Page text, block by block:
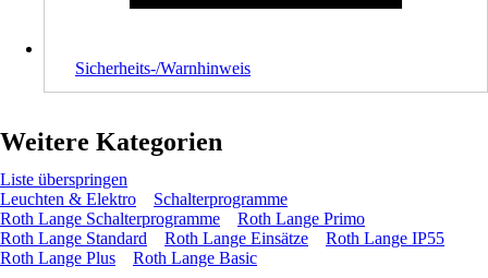
Sicherheits-/Warnhinweis
Weitere Kategorien
Liste überspringen
Leuchten & Elektro
Schalterprogramme
Roth Lange Schalterprogramme
Roth Lange Primo
Roth Lange Standard
Roth Lange Einsätze
Roth Lange IP55
Roth Lange Plus
Roth Lange Basic